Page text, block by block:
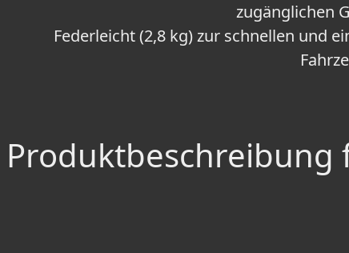
zugänglichen
Federleicht (2,8 kg) zur schnellen und